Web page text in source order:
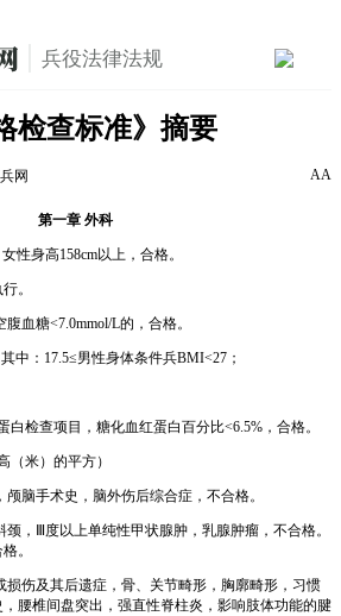
兵役法律法规
检查标准》摘要
网 AA
第一章 外科
性身高158cm以上，合格。
。
血糖<7.0mmol/L的，合格。
中：17.5≤男性身体条件兵BMI<27；
检查项目，糖化血红蛋白百分比<6.5%，合格。
（米）的平方）
脑手术史，脑外伤后综合症，不合格。
，Ⅲ度以上单纯性甲状腺肿，乳腺肿瘤，不合格。
。
损伤及其后遗症，骨、关节畸形，胸廓畸形，习惯
腰椎间盘突出，强直性脊柱炎，影响肢体功能的腱